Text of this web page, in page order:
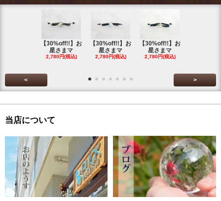
【30%off!!】お
星さまマ
2,780円(税込)
【30%off!!】お
星さまマ
2,780円(税込)
【30%off!!】お
星さまマ
2,780円(税込)
< >
当店について